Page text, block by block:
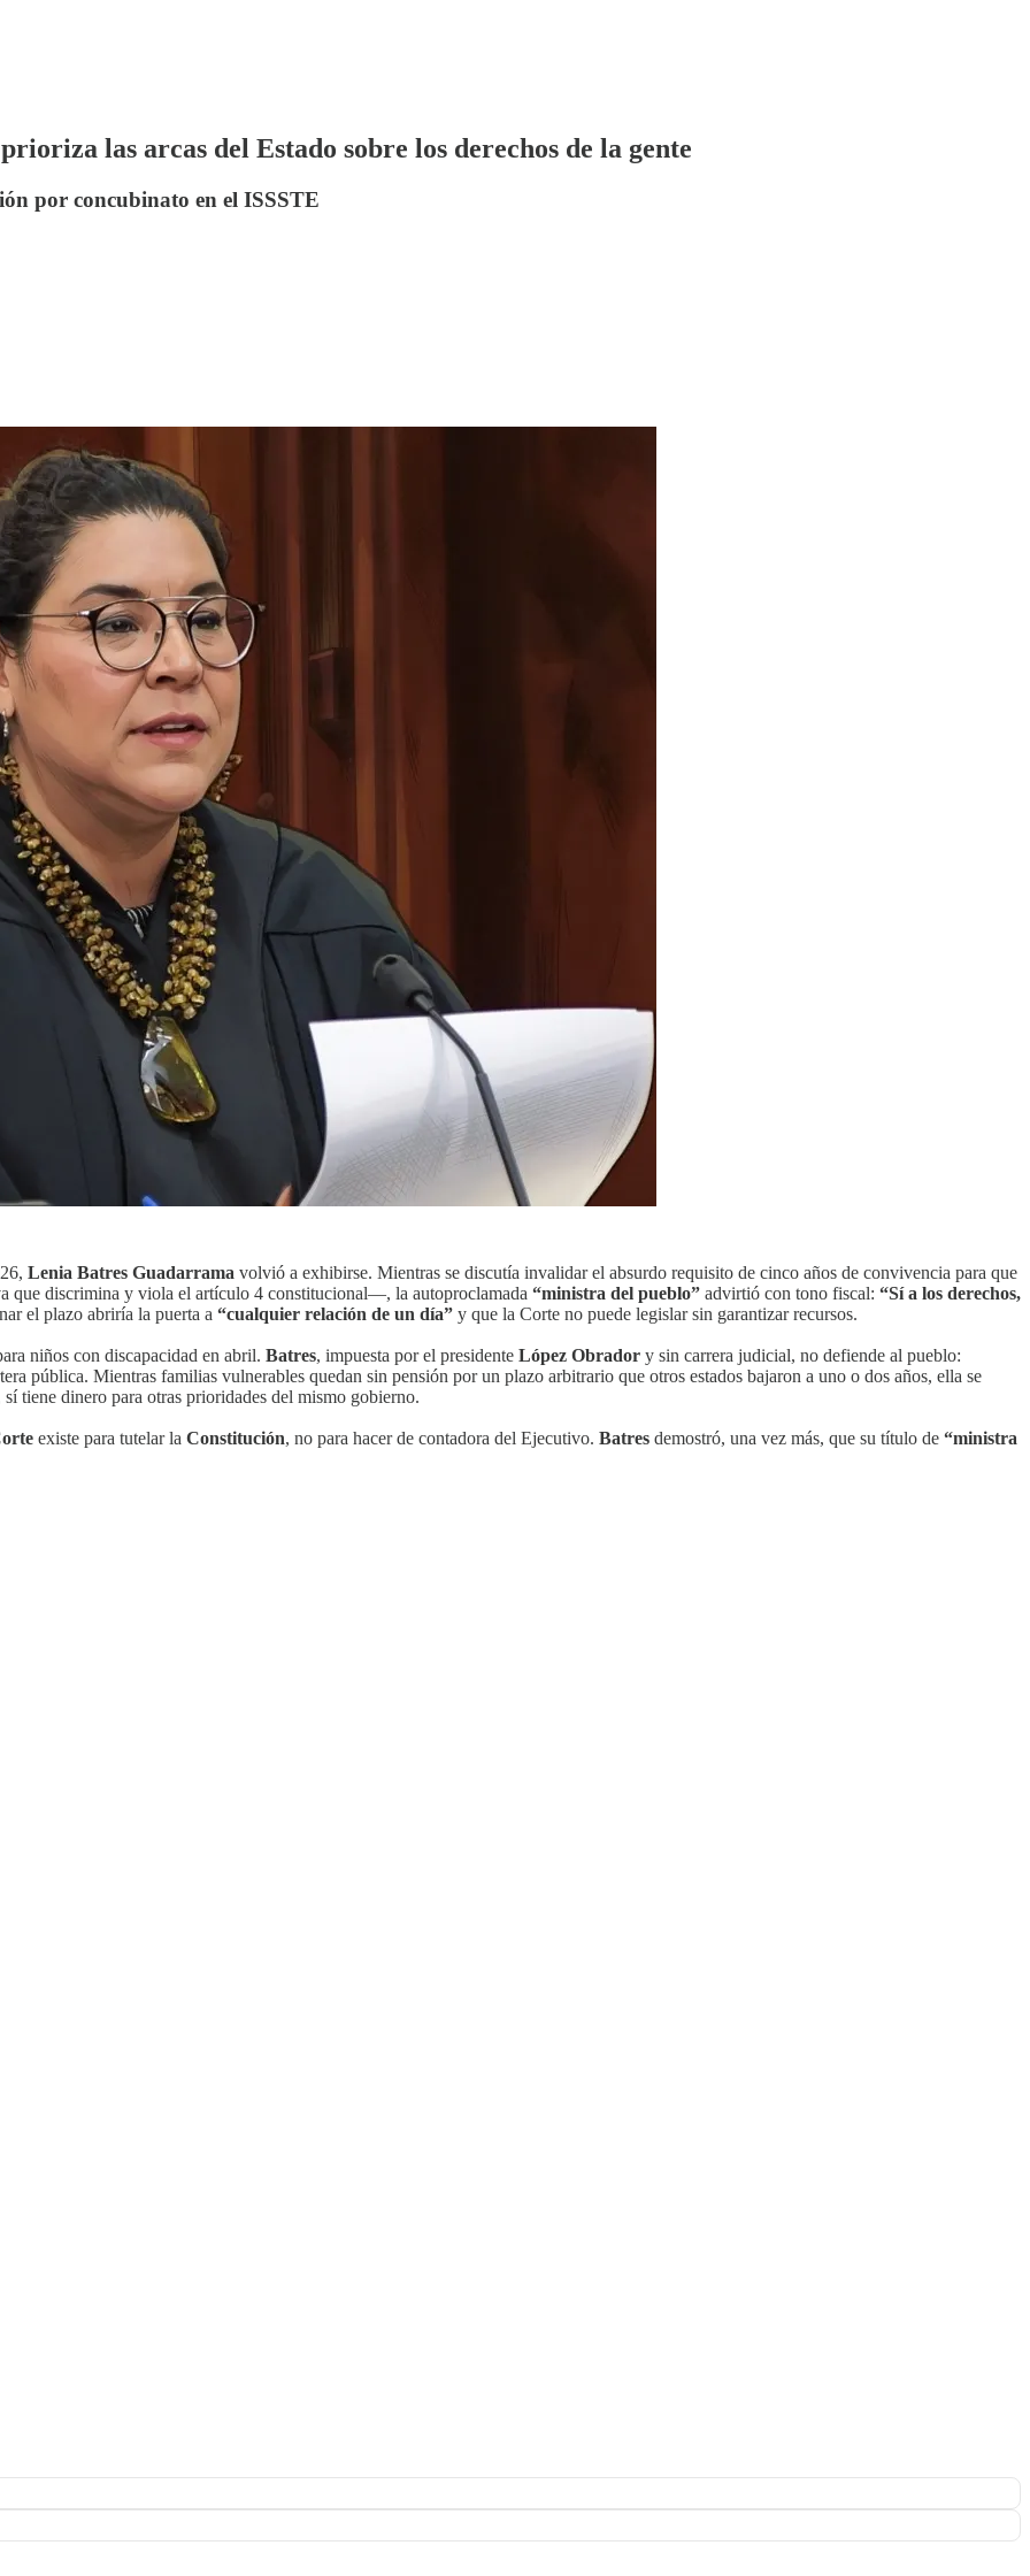
las arcas del Estado sobre los derechos de la gente
por concubinato en el ISSSTE
Lenia Batres Guadarrama volvió a exhibirse. Mientras se discutía invalidar el absurdo requisito de cinco años de convivencia para que
que discrimina y viola el artículo 4 constitucional—, la autoproclamada “ministra del pueblo” advirtió con tono fiscal: “Sí a los derechos,
el plazo abriría la puerta a “cualquier relación de un día” y que la Corte no puede legislar sin garantizar recursos.
niños con discapacidad en abril. Batres, impuesta por el presidente López Obrador y sin carrera judicial, no defiende al pueblo:
pública. Mientras familias vulnerables quedan sin pensión por un plazo arbitrario que otros estados bajaron a uno o dos años, ella se
tiene dinero para otras prioridades del mismo gobierno.
existe para tutelar la Constitución, no para hacer de contadora del Ejecutivo. Batres demostró, una vez más, que su título de “ministra